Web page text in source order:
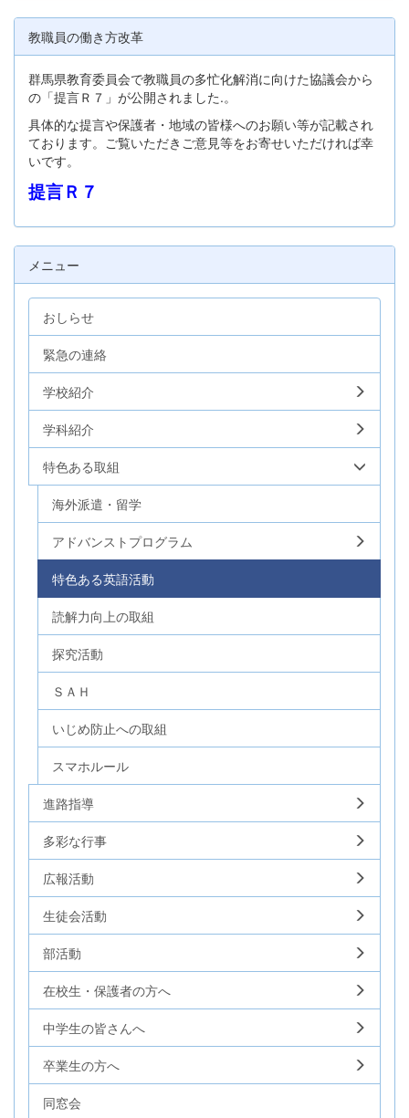
教職員の働き方改革
群馬県教育委員会で教職員の多忙化解消に向けた協議会から
の「提言Ｒ７」が公開されました.。
具体的な提言や保護者・地域の皆様へのお願い等が記載され
ております。ご覧いただきご意見等をお寄せいただければ幸
いです。
提言Ｒ７
メニュー
おしらせ
緊急の連絡
学校紹介
学科紹介
特色ある取組
海外派遣・留学
アドバンストプログラム
特色ある英語活動
読解力向上の取組
探究活動
ＳＡＨ
いじめ防止への取組
スマホルール
進路指導
多彩な行事
広報活動
生徒会活動
部活動
在校生・保護者の方へ
中学生の皆さんへ
卒業生の方へ
同窓会